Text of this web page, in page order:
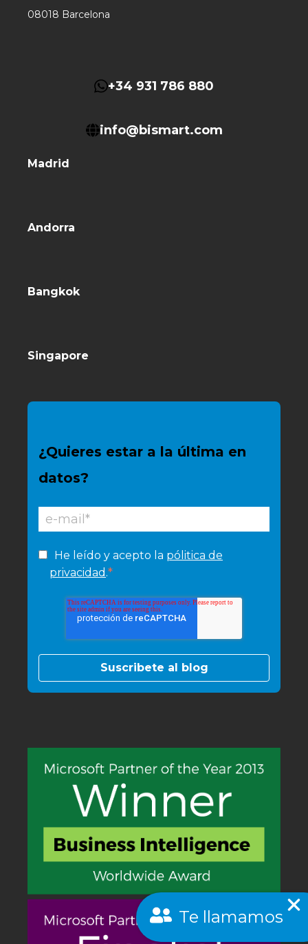
Te llamamos
08018 Barcelona
+34 931 786 880
info@bismart.com
Madrid
Andorra
Bangkok
Singapore
¿Quieres estar a la última en
datos?
He leído y acepto la pólitica de
privacidad .*